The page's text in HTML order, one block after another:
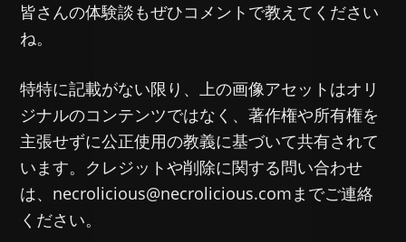
皆さんの体験談もぜひコメントで教えてください
ね。
特特に記載がない限り、上の画像アセットはオリ
ジナルのコンテンツではなく、著作権や所有権を
主張せずに公正使用の教義に基づいて共有されて
います。クレジットや削除に関する問い合わせ
は、necrolicious@necrolicious.comまでご連絡
ください。